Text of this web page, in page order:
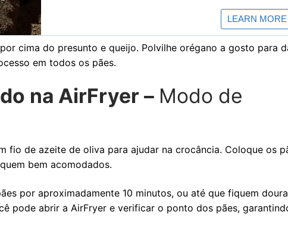
cima do presunto e queijo. Polvilhe orégano a gosto para
em todos os pães.
na AirFryer – Modo de
fio de azeite de oliva para ajudar na crocância. Coloque os
bem acomodados.
por aproximadamente 10 minutos, ou até que fiquem
pode abrir a AirFryer e verificar o ponto dos pães,